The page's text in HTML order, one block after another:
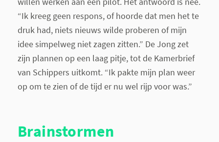
“Ik kreeg geen respons, of hoorde dat men het te
druk had, niets nieuws wilde proberen of mijn
idee simpelweg niet zagen zitten.” De Jong zet
zijn plannen op een laag pitje, tot de Kamerbrief
van Schippers uitkomt. “Ik pakte mijn plan weer
op om te zien of de tijd er nu wel rijp voor was.”
Brainstormen